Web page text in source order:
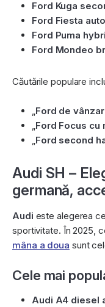
Ford Kuga
Ford Fiesta
Ford Puma
Ford Mondeo
Căutările populare
Ford de
Ford Focus cu
Ford second
Audi SH –
germană,
Audi este alegerea
sportivitate. În 2025,
mâna a doua sunt
Cele mai
Audi A4 diesel